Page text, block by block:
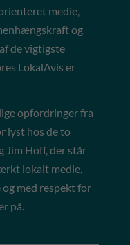
medie,
og
de vigtigste
LokalAvis er
opfordringer fra
lyst hos de to
Hoff, der står
lokalt medie,
med respekt for
på.